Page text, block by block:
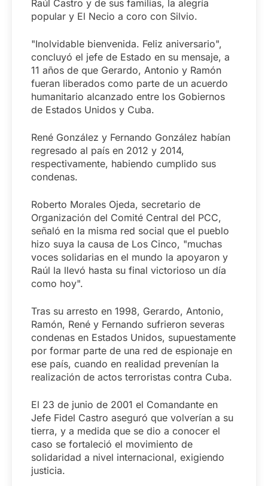
Raúl Castro y de sus familias, la alegría
popular y El Necio a coro con Silvio.
"Inolvidable bienvenida. Feliz aniversario",
concluyó el jefe de Estado en su mensaje, a
11 años de que Gerardo, Antonio y Ramón
fueran liberados como parte de un acuerdo
humanitario alcanzado entre los Gobiernos
de Estados Unidos y Cuba.
René González y Fernando González habían
regresado al país en 2012 y 2014,
respectivamente, habiendo cumplido sus
condenas.
Roberto Morales Ojeda, secretario de
Organización del Comité Central del PCC,
señaló en la misma red social que el pueblo
hizo suya la causa de Los Cinco, "muchas
voces solidarias en el mundo la apoyaron y
Raúl la llevó hasta su final victorioso un día
como hoy".
Tras su arresto en 1998, Gerardo, Antonio,
Ramón, René y Fernando sufrieron severas
condenas en Estados Unidos, supuestamente
por formar parte de una red de espionaje en
ese país, cuando en realidad prevenían la
realización de actos terroristas contra Cuba.
El 23 de junio de 2001 el Comandante en
Jefe Fidel Castro aseguró que volverían a su
tierra, y a medida que se dio a conocer el
caso se fortaleció el movimiento de
solidaridad a nivel internacional, exigiendo
justicia.